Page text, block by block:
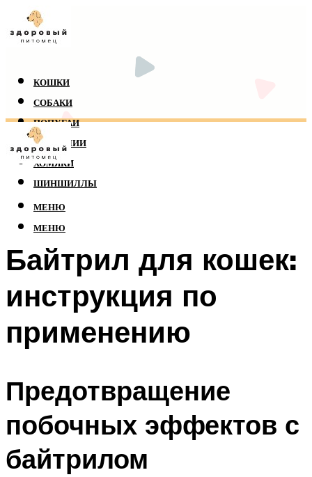
КОШКИ
СОБАКИ
ПОПУГАИ
РЕПТИЛИИ
ХОМЯКИ
ШИНШИЛЛЫ
МЕНЮ
МЕНЮ
Байтрил для кошек:
инструкция по
применению
Предотвращение
побочных эффектов с
байтрилом